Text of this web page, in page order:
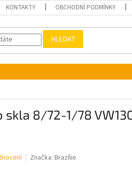
KONTAKTY OBCHODNÍ PODMÍNKY
HLEDAT
8/72-1/78
Značka: Brazílie